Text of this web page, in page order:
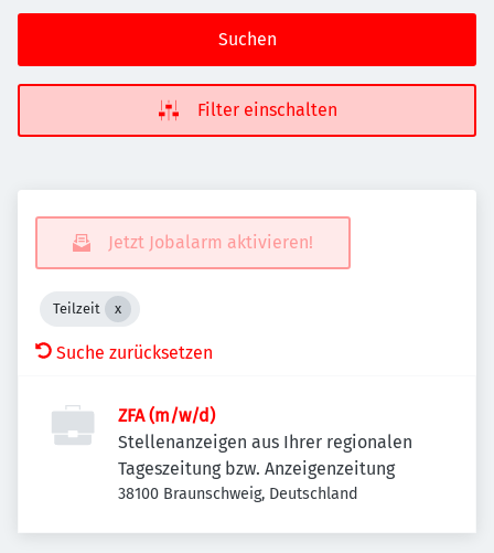
Suchen
Filter einschalten
Jetzt Jobalarm aktivieren!
Teilzeit
Suche zurücksetzen
ZFA (m/w/d)
Stellenanzeigen aus Ihrer regionalen
Tageszeitung bzw. Anzeigenzeitung
38100 Braunschweig, Deutschland